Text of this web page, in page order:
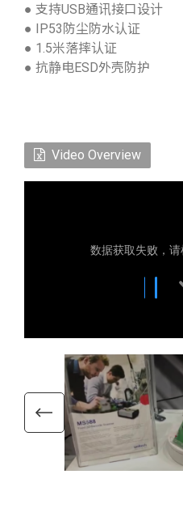
● 支持USB通讯接口设计
● IP53防尘防水认证
● 1.5米落摔认证
● 抗静电ESD外壳防护
Video Overview